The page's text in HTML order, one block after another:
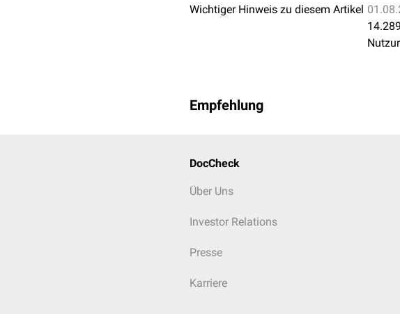
Wichtiger Hinweis zu diesem Artikel
Empfehlung
DocCheck
Über Uns
Investor Relations
Presse
Karriere